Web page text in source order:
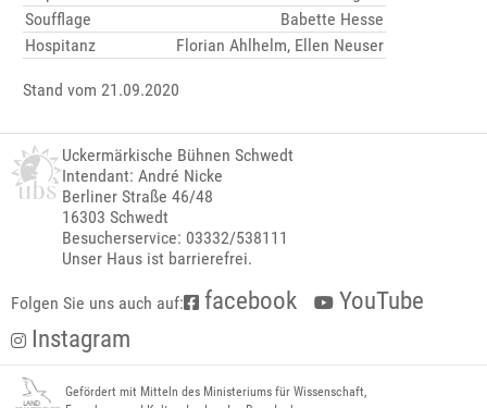
Soufflage
Babette Hesse
Hospitanz
Florian Ahlhelm, Ellen Neuser
Stand vom 21.09.2020
Uckermärkische Bühnen Schwedt
Intendant: André Nicke
Berliner Straße 46/48
16303 Schwedt
Besucherservice: 03332/538111
Unser Haus ist barrierefrei.
Folgen Sie uns auch auf: facebook
YouTube
Instagram
Gefördert mit Mitteln des Ministeriums für Wissenschaft,